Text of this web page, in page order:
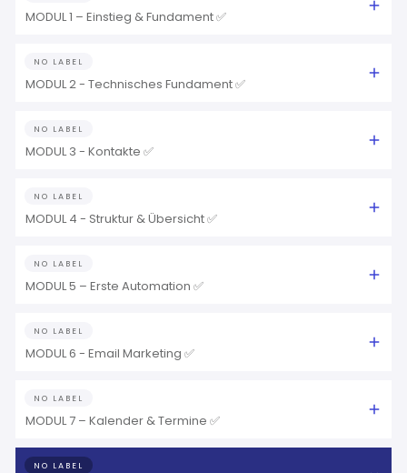
MODUL 1 – Einstieg & Fundament ✅
NO LABEL
MODUL 2 - Technisches Fundament ✅
NO LABEL
MODUL 3 - Kontakte ✅
NO LABEL
MODUL 4 - Struktur & Übersicht ✅
NO LABEL
MODUL 5 – Erste Automation ✅
NO LABEL
MODUL 6 - Email Marketing ✅
NO LABEL
MODUL 7 – Kalender & Termine ✅
NO LABEL